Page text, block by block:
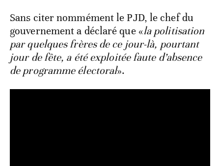
Sans citer nommément le PJD, le chef du
gouvernement a déclaré que «la politisation
par quelques frères de ce jour-là, pourtant
jour de fête, a été exploitée faute d’absence
de programme électoral».